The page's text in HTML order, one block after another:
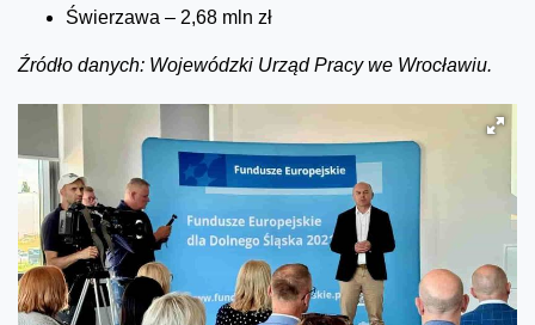
Świerzawa – 2,68 mln zł
Źródło danych: Wojewódzki Urząd Pracy we Wrocławiu.